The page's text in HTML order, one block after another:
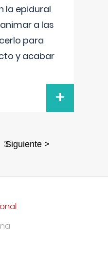
la epidural
a las
para
y acabar
+
3Siguiente >